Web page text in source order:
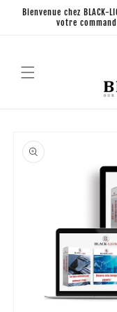
passer
Bienvenue chez BLACK-
votre
informations
produits